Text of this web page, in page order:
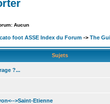
Aucun
foot ASSE Index du Forum -> The
Sujets
?...
>Saint-Etienne